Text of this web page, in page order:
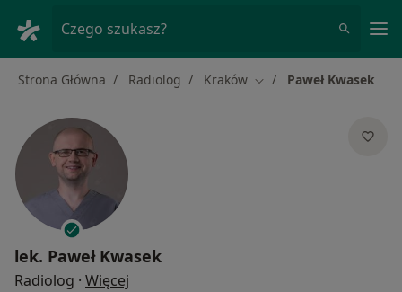
Czego szukasz?
Strona Główna Radiolog Kraków Zmień miasto
Paweł Kwasek
lek. Paweł Kwasek
Radiolog · Więcej